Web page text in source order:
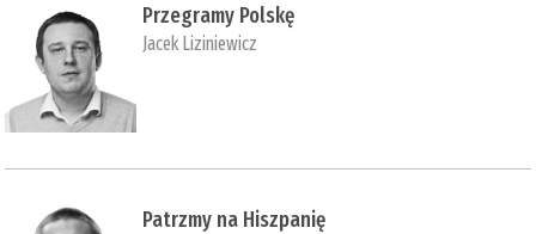
Przegramy Polskę
Jacek Liziniewicz
Patrzmy na Hiszpanię